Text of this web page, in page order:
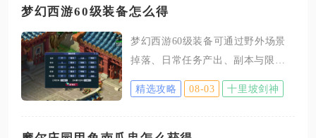
即可在此区域建造汪氏家祠，是徽
集群。进入徽州府地图后，大脚牌
楼是辨识度最高的地标，牌楼左侧
为奚氏规划区，右侧整片狭长巷道
梦幻西游60级装备怎么得
梦幻西游60级装备可通过野外场景
掉落、日常任务产出、副本与限时
活动、剧情技能兑换、装备打造、
玩家交易六大渠道稳定获取，零成
精选攻略 08-03 十里坡剑神